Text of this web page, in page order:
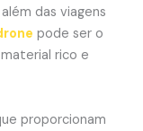
das viagens
pode ser o
rico e
proporcionam